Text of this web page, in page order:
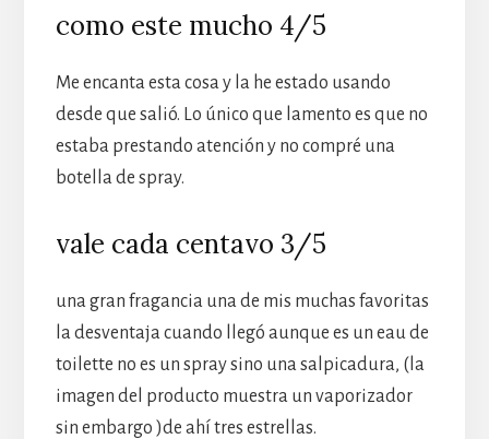
como este mucho 4/5
Me encanta esta cosa y la he estado usando
desde que salió. Lo único que lamento es que no
estaba prestando atención y no compré una
botella de spray.
vale cada centavo 3/5
una gran fragancia una de mis muchas favoritas
la desventaja cuando llegó aunque es un eau de
toilette no es un spray sino una salpicadura, (la
imagen del producto muestra un vaporizador
sin embargo )de ahí tres estrellas.